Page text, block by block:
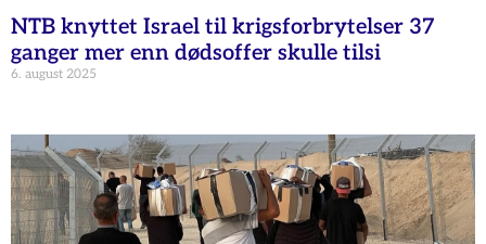
NTB knyttet Israel til krigsforbrytelser 37
ganger mer enn dødsoffer skulle tilsi
6. august 2025